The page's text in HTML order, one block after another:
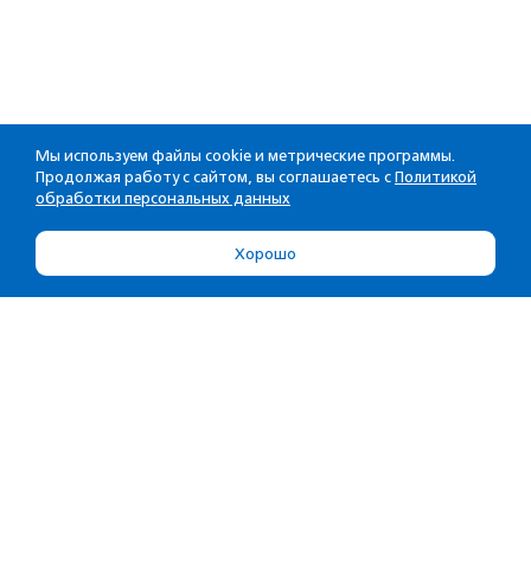
Мы используем файлы cookie и метрические программы.
Продолжая работу с сайтом, вы соглашаетесь с Политикой
обработки персональных данных
Хорошо